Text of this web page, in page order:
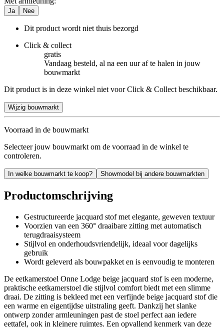
Ja Nee
Dit product wordt niet thuis bezorgd
Click & collect
gratis
Vandaag besteld, al na een uur af te halen in jouw
bouwmarkt
Dit product is in deze winkel niet voor Click & Collect beschikbaar.
Wijzig bouwmarkt
Voorraad in de bouwmarkt
Selecteer jouw bouwmarkt om de voorraad in de winkel te
controleren.
In welke bouwmarkt te koop? Showmodel bij andere bouwmarkten
Productomschrijving
Gestructureerde jacquard stof met elegante, geweven textuur
Voorzien van een 360° draaibare zitting met automatisch
terugdraaisysteem
Stijlvol en onderhoudsvriendelijk, ideaal voor dagelijks
gebruik
Wordt geleverd als bouwpakket en is eenvoudig te monteren
De eetkamerstoel Onne Lodge beige jacquard stof is een moderne,
praktische eetkamerstoel die stijlvol comfort biedt met een slimme
draai. De zitting is bekleed met een verfijnde beige jacquard stof die
een warme en eigentijdse uitstraling geeft. Dankzij het slanke
ontwerp zonder armleuningen past de stoel perfect aan iedere
eettafel, ook in kleinere ruimtes. Een opvallend kenmerk van deze